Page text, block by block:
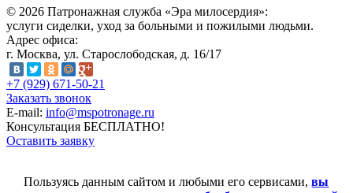
© 2026 Патронажная служба «Эра милосердия»:
услуги сиделки, уход за больными и пожилыми людьми.
Адрес офиса:
г. Москва, ул. Старослободская, д. 16/17
+7 (929) 671-50-21
Заказать звонок
E-mail: info@mspotronage.ru
Консультация БЕСПЛАТНО!
Оставить заявку
Пользуясь данным сайтом и любыми его сервисами,вы